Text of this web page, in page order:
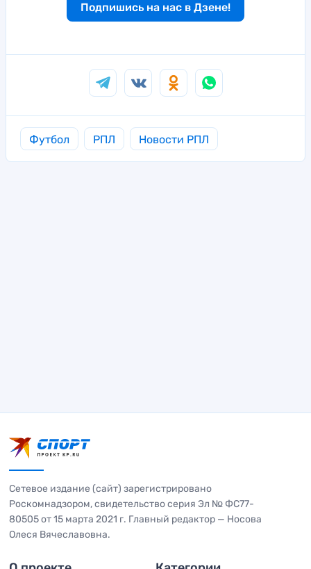
Подпишись на нас в Дзене!
Футбол РПЛ Новости РПЛ
Сетевое издание (сайт) зарегистрировано
Роскомнадзором, свидетельство серия Эл № ФС77-
80505 от 15 марта 2021 г. Главный редактор — Носова
Олеся Вячеславовна.